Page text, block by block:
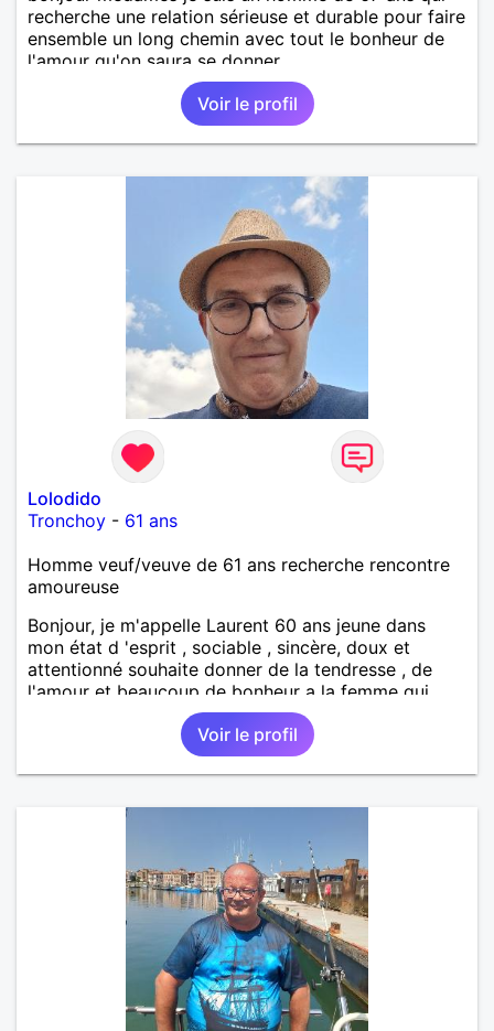
recherche une relation sérieuse et durable pour faire
ensemble un long chemin avec tout le bonheur de
l'amour qu'on saura se donner.
Voir le profil
Lolodido
Tronchoy - 61 ans
Homme veuf/veuve de 61 ans recherche rencontre
amoureuse
Bonjour, je m'appelle Laurent 60 ans jeune dans
mon état d 'esprit , sociable , sincère, doux et
attentionné souhaite donner de la tendresse , de
l'amour et beaucoup de bonheur a la femme qui
souhaitera partager ma vie . Bientôt en retraite a la
fin de l 'année et libre de toute contrainte. Digne de
confiance à la femme qui voudras m 'en accorder
en toute sincérité. Pour le reste venez me découvrir
Voir le profil